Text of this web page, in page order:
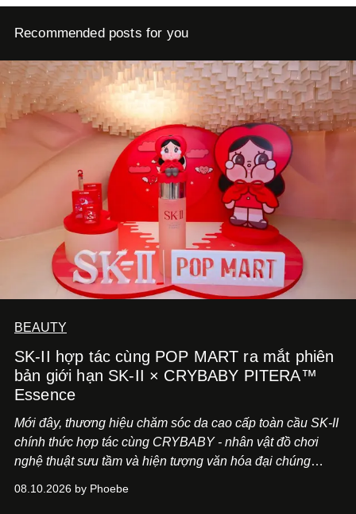
Recommended posts for you
BEAUTY
SK-II hợp tác cùng POP MART ra mắt phiên
bản giới hạn SK-II × CRYBABY PITERA™
Essence
Mới đây, thương hiệu chăm sóc da cao cấp toàn cầu SK-II
chính thức hợp tác cùng CRYBABY - nhân vật đồ chơi
nghệ thuật sưu tầm và hiện tượng văn hóa đại chúng
08.10.2026 by Phoebe